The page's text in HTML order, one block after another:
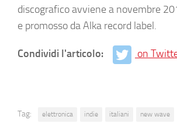
discografico avviene a novembre
e promosso daAlka record label.
Condividi l'articolo: on
Tag: elettronica indie italiani new wave